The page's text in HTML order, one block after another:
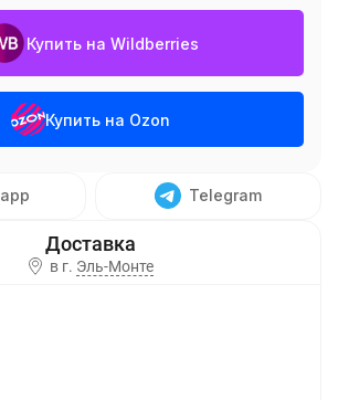
Купить на Wildberries
Купить на Ozon
Telegram
в г. Эль-Монте